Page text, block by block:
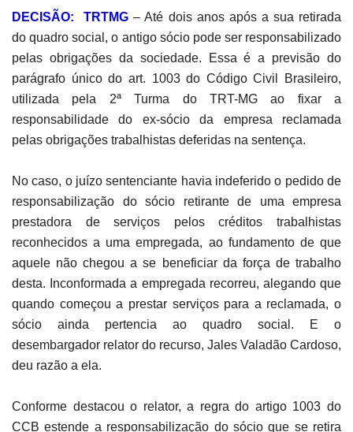
DECISÃO: TRTMG – Até dois anos após a sua retirada
do quadro social, o antigo sócio pode ser responsabilizado
pelas obrigações da sociedade. Essa é a previsão do
parágrafo único do art. 1003 do Código Civil Brasileiro,
utilizada pela 2ª Turma do TRT-MG ao fixar a
responsabilidade do ex-sócio da empresa reclamada
pelas obrigações trabalhistas deferidas na sentença.
No caso, o juízo sentenciante havia indeferido o pedido de
responsabilização do sócio retirante de uma empresa
prestadora de serviços pelos créditos trabalhistas
reconhecidos a uma empregada, ao fundamento de que
aquele não chegou a se beneficiar da força de trabalho
desta. Inconformada a empregada recorreu, alegando que
quando começou a prestar serviços para a reclamada, o
sócio ainda pertencia ao quadro social. E o
desembargador relator do recurso, Jales Valadão Cardoso,
deu razão a ela.
Conforme destacou o relator, a regra do artigo 1003 do
CCB estende a responsabilização do sócio que se retira